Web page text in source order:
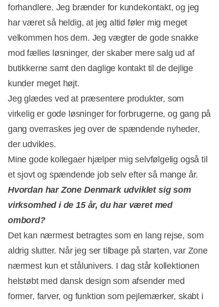
forhandlere. Jeg brænder for kundekontakt, og jeg
har været så heldig, at jeg altid føler mig meget
velkommen hos dem. Jeg vægter de gode snakke
mod fælles løsninger, der skaber mere salg ud af
butikkerne samt den daglige kontakt til de dejlige
kunder meget højt.
Jeg glædes ved at præsentere produkter, som
virkelig er gode løsninger for forbrugerne, og gang på
gang overraskes jeg over de spændende nyheder,
der udvikles.
Mine gode kollegaer hjælper mig selvfølgelig også til
et sjovt og spændende job selv efter så mange år.
Hvordan har Zone Denmark udviklet sig som
virksomhed i de 15 år, du har været med
ombord?
Det kan nærmest betragtes som en lang rejse, som
aldrig slutter. Når jeg ser tilbage på starten, var Zone
nærmest kun et stålunivers. I dag står kollektionen
helstøbt med dansk design som afsender med
former, farver, og funktion som pejlemærker, skabt i